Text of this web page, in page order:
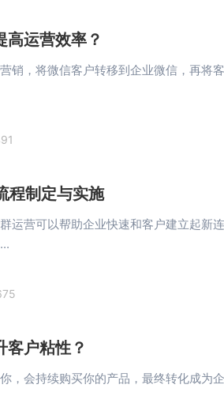
高运营效率？
销，将微信客户转移到企业微信，再将
程制定与实施
运营可以帮助企业快速和客户建立起新连
客户粘性？
，会持续购买你的产品，最终转化成为